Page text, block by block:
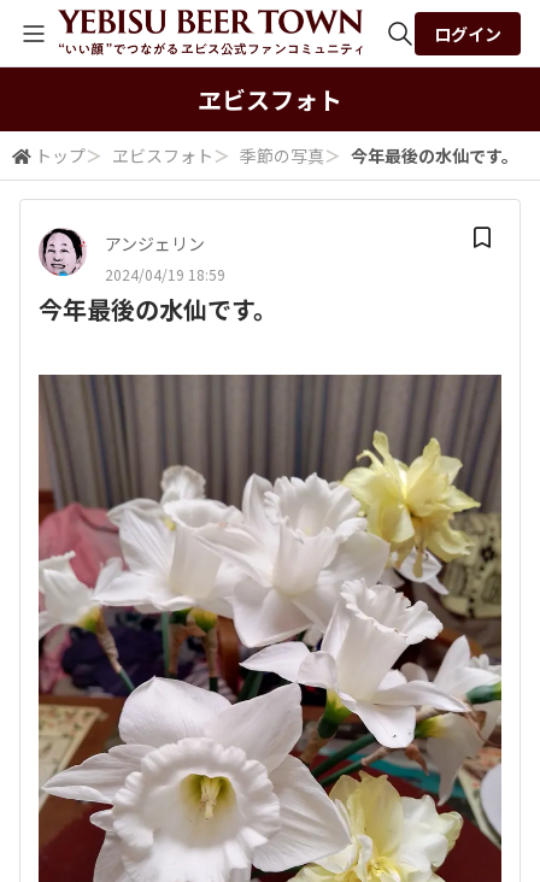
検索
ログイン
ヱビスフォト
トップ＞ ヱビスフォト ＞ 季節の写真＞ 今年最後の水仙です。
アンジェリン
2024/04/19 18:59
今年最後の水仙です。